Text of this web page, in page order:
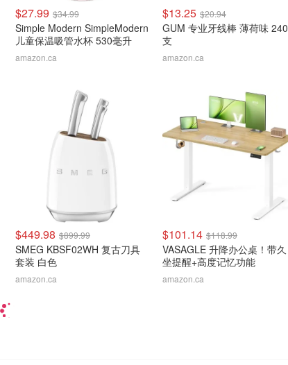
$27.99 $34.99
Simple Modern SimpleModern
儿童保温吸管水杯 530毫升
amazon.ca
$13.25 $20.94
GUM 专业牙线棒 薄荷味 240
支
amazon.ca
$449.98 $899.99
SMEG KBSF02WH 复古刀具
套装 白色
amazon.ca
$101.14 $118.99
VASAGLE 升降办公桌！带久
坐提醒+高度记忆功能
amazon.ca